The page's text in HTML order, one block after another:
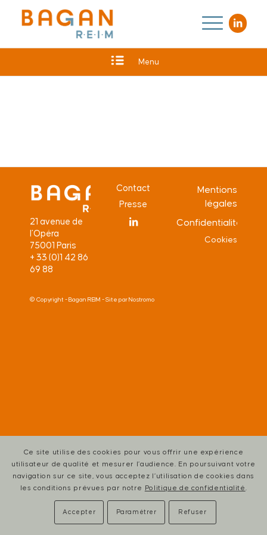
Menu
21 avenue de
l’Opéra
75001 Paris
+ 33 (0)1 42 86
69 88
Contact
Presse
Mentions
légales
Confidentialité
Cookies
© Copyright - Bagan REIM - Site par Nostromo
Ce site utilise des cookies pour vous offrir une expérience
utilisateur de qualité et mesurer l’audience. En poursuivant votre
navigation sur ce site, vous acceptez l’utilisation de cookies dans
les conditions prévues par notre Politique de confidentialité.
Accepter Paramétrer Refuser